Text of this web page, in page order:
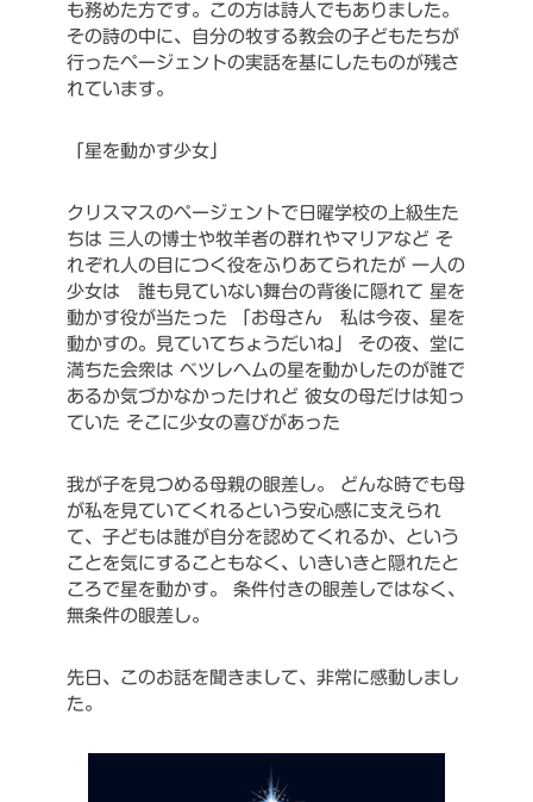
も務めた方です。この方は詩人でもありました。
その詩の中に、自分の牧する教会の子どもたちが
行ったページェントの実話を基にしたものが残さ
れています。
「星を動かす少女」
クリスマスのページェントで日曜学校の上級生た
ちは 三人の博士や牧羊者の群れやマリアなど そ
れぞれ人の目につく役をふりあてられたが 一人の
少女は 誰も見ていない舞台の背後に隠れて 星を
動かす役が当たった 「お母さん 私は今夜、星を
動かすの。見ていてちょうだいね」
その夜、堂に
満ちた会衆は ベツレヘムの星を動かしたのが誰で
あるか気づかなかったけれど 彼女の母だけは知っ
ていた そこに少女の喜びがあった
我が子を見つめる母親の眼差し。
どんな時でも母
が私を見ていてくれるという安心感に支えられ
て、子どもは誰が自分を認めてくれるか、という
ことを気にすることもなく、いきいきと隠れたと
ころで星を動かす。
条件付きの眼差しではなく、
無条件の眼差し。
先日、このお話を聞きまして、非常に感動しまし
た。